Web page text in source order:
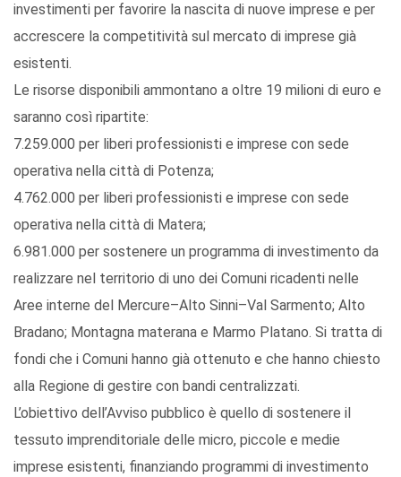
investimenti per favorire la nascita di nuove imprese e per
accrescere la competitività sul mercato di imprese già
esistenti.
Le risorse disponibili ammontano a oltre 19 milioni di euro e
saranno così ripartite:
7.259.000 per liberi professionisti e imprese con sede
operativa nella città di Potenza;
4.762.000 per liberi professionisti e imprese con sede
operativa nella città di Matera;
6.981.000 per sostenere un programma di investimento da
realizzare nel territorio di uno dei Comuni ricadenti nelle
Aree interne del Mercure–Alto Sinni–Val Sarmento; Alto
Bradano; Montagna materana e Marmo Platano. Si tratta di
fondi che i Comuni hanno già ottenuto e che hanno chiesto
alla Regione di gestire con bandi centralizzati.
L’obiettivo dell’Avviso pubblico è quello di sostenere il
tessuto imprenditoriale delle micro, piccole e medie
imprese esistenti, finanziando programmi di investimento